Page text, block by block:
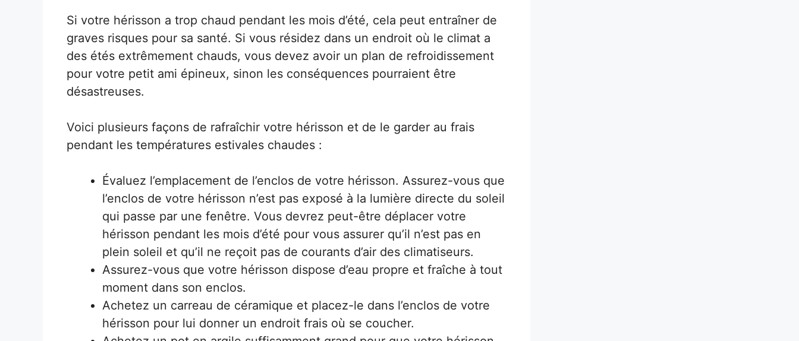
Si votre hérisson a trop chaud pendant les mois d’été, cela peut entraîner de
graves risques pour sa santé. Si vous résidez dans un endroit où le climat a
des étés extrêmement chauds, vous devez avoir un plan de refroidissement
pour votre petit ami épineux, sinon les conséquences pourraient être
désastreuses.
Voici plusieurs façons de rafraîchir votre hérisson et de le garder au frais
pendant les températures estivales chaudes :
Évaluez l’emplacement de l’enclos de votre hérisson. Assurez-vous que
l’enclos de votre hérisson n’est pas exposé à la lumière directe du soleil
qui passe par une fenêtre. Vous devrez peut-être déplacer votre
hérisson pendant les mois d’été pour vous assurer qu’il n’est pas en
plein soleil et qu’il ne reçoit pas de courants d’air des climatiseurs.
Assurez-vous que votre hérisson dispose d’eau propre et fraîche à tout
moment dans son enclos.
Achetez un carreau de céramique et placez-le dans l’enclos de votre
hérisson pour lui donner un endroit frais où se coucher.